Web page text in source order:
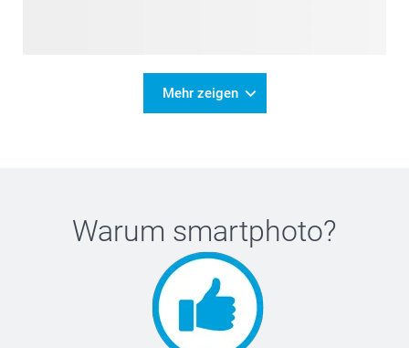
Mehr zeigen
Warum smartphoto?